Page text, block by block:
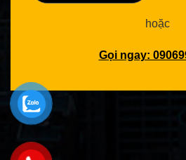
hoặc
Gọi ngay: